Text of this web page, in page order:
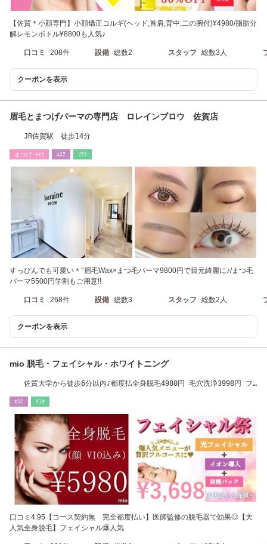
【佐賀＊小顔専門】小顔矯正コルギ(ヘッド,首肩,背中,二の腕付)¥4980/脂肪分
解レモンボトル¥8800も人気♪
口コミ 208件 設備 総数2 スタッフ 総数3人
クーポンを表示
眉毛とまつげパーマの専門店 ロレインブロウ 佐賀店
JR佐賀駅 徒歩14分
まつげ･ﾒｲｸ ｴｽﾃ ﾘﾗｸ
すっぴんでも可愛い＊°眉毛Wax×まつ毛パーマ9800円で目元綺麗に♪/まつ毛
パーマ5500円学割もご用意!!
口コミ 268件 設備 総数3 スタッフ 総数2人
クーポンを表示
mio 脱毛・フェイシャル・ホワイトニング
佐賀大学から徒歩6分以内♪都度払全身脱毛4980円 毛穴洗浄3998円 フ
ｴｽﾃ ﾘﾗｸ
口コミ4.95【コース契約無 完全都度払い】医師監修の脱毛器で効果◎【大
人気全身脱毛】フェイシャル爆人気